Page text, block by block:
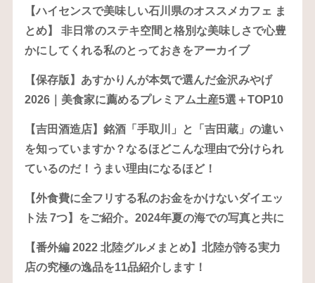
【ハイセンスで美味しい石川県のオススメカフェ ま
とめ】 非日常のステキ空間と格別な美味しさで心豊
かにしてくれる私のとっておきをアーカイブ
【保存版】あすかりんが本気で選んだ金沢みやげ
2026｜美食家に薦めるプレミアム土産5選＋TOP10
【吉田酒造店】銘酒「手取川」と「吉田蔵」の違い
を知っていますか？なるほどこんな理由で分けられ
ているのだ！うまい理由になるほど！
【外食費に全フリする私のお金をかけないダイエッ
ト法 7つ】をご紹介。2024年夏の海での写真と共に
【番外編 2022 北陸グルメまとめ】北陸が誇る実力
店の究極の逸品を11品紹介します！